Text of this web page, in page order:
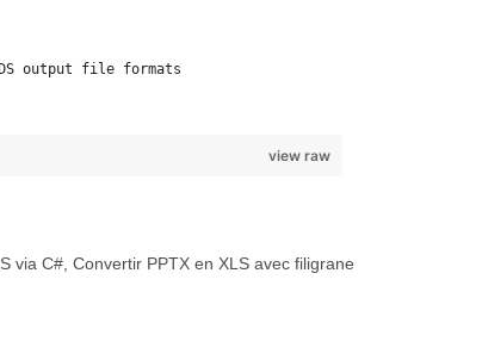
output file formats
view raw
via C#, Convertir PPTX en XLS avec filigrane